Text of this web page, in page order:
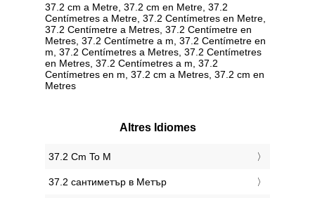
37.2 cm a Metre, 37.2 cm en Metre, 37.2
Centímetres a Metre, 37.2 Centímetres en Metre,
37.2 Centímetre a Metres, 37.2 Centímetre en
Metres, 37.2 Centímetre a m, 37.2 Centímetre en
m, 37.2 Centímetres a Metres, 37.2 Centímetres
en Metres, 37.2 Centímetres a m, 37.2
Centímetres en m, 37.2 cm a Metres, 37.2 cm en
Metres
Altres Idiomes
‎37.2 Cm To M
‎37.2 сантиметър в Метър